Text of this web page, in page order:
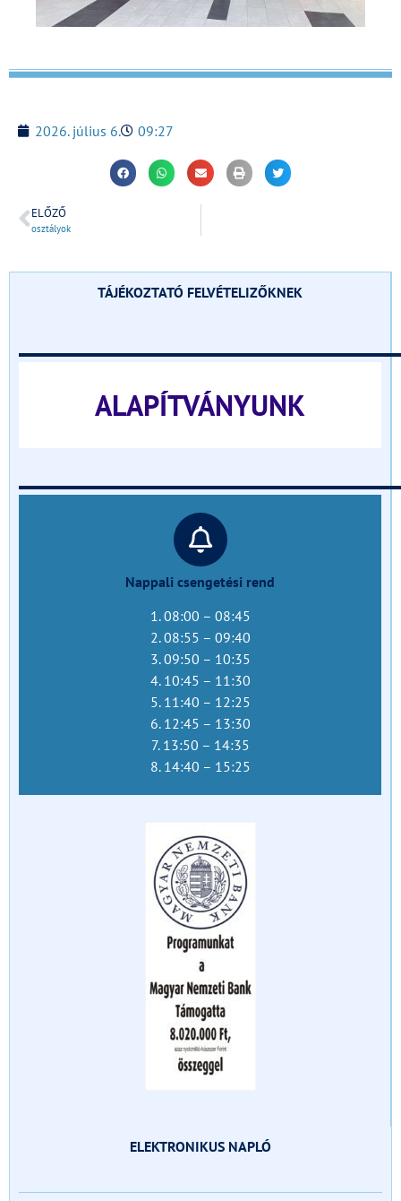
2026. július 6. 09:27
ELŐZŐ
osztályok
TÁJÉKOZTATÓ FELVÉTELIZŐKNEK
ALAPÍTVÁNYUNK
Nappali csengetési rend
1. 08:00 – 08:45
2. 08:55 – 09:40
3. 09:50 – 10:35
4. 10:45 – 11:30
5. 11:40 – 12:25
6. 12:45 – 13:30
7. 13:50 – 14:35
8. 14:40 – 15:25
ELEKTRONIKUS NAPLÓ